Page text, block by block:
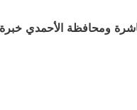
ومحافظة الأحمدي خبرة